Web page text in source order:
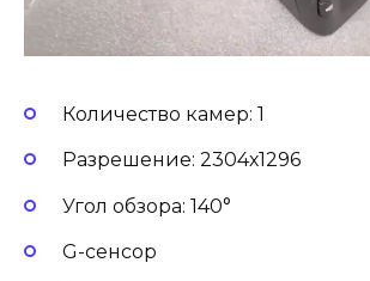
Количество камер: 1
Разрешение: 2304х1296
Угол обзора: 140°
G-сенсор